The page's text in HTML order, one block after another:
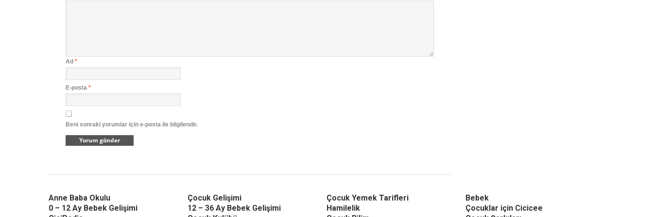
Ad *
E-posta *
Beni sonraki yorumlar için e-posta ile bilgilendir.
Anne Baba Okulu Çocuk Gelişimi Çocuk Yemek Tarifleri
Bebek
0 – 12 Ay Bebek Gelişimi
12 – 36 Ay Bebek Gelişimi Hamilelik
Çocuklar için Cicicee